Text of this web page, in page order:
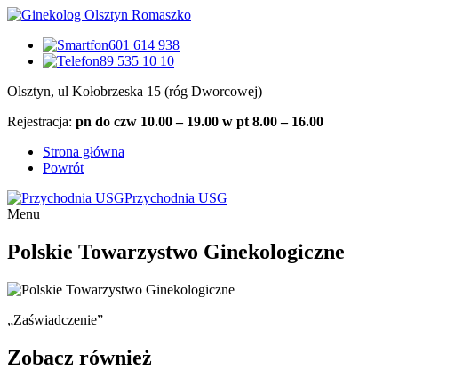
601 614 938
89 535 10 10
Olsztyn, ul Kołobrzeska 15 (róg Dworcowej)
Rejestracja: pn do czw 10.00 – 19.00 w pt 8.00 – 16.00
Strona główna
Powrót
Przychodnia USG
Menu
Polskie Towarzystwo Ginekologiczne
„Zaświadczenie”
Zobacz również